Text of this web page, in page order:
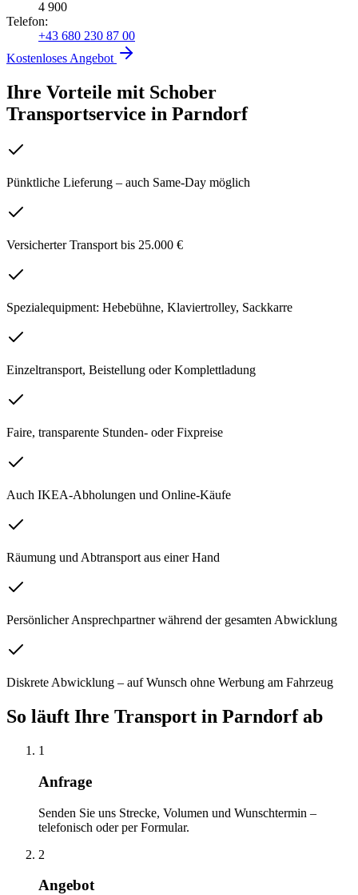
4 900
Telefon:
+43 680 230 87 00
Kostenloses Angebot
Ihre Vorteile mit Schober
Transportservice in Parndorf
Pünktliche Lieferung – auch Same-Day möglich
Versicherter Transport bis 25.000 €
Spezialequipment: Hebebühne, Klaviertrolley, Sackkarre
Einzeltransport, Beistellung oder Komplettladung
Faire, transparente Stunden- oder Fixpreise
Auch IKEA-Abholungen und Online-Käufe
Räumung und Abtransport aus einer Hand
Persönlicher Ansprechpartner während der gesamten Abwicklung
Diskrete Abwicklung – auf Wunsch ohne Werbung am Fahrzeug
So läuft Ihre Transport in Parndorfab
1
Anfrage
Senden Sie uns Strecke, Volumen und Wunschtermin –
telefonisch oder per Formular.
2
Angebot